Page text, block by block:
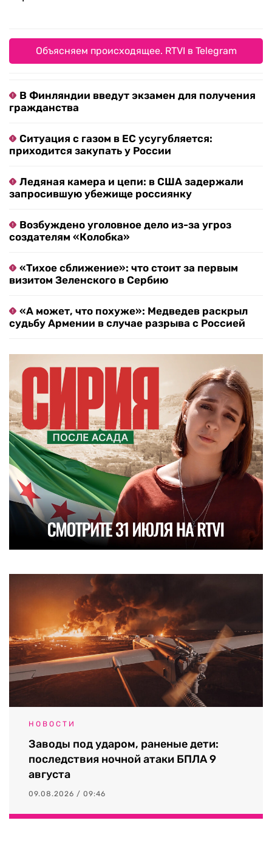
Объясняем происходящее. RTVI в Telegram
В Финляндии введут экзамен для получения
гражданства
Ситуация с газом в ЕС усугубляется:
приходится закупать у России
Ледяная камера и цепи: в США задержали
запросившую убежище россиянку
Возбуждено уголовное дело из-за угроз
создателям «Колобка»
«Тихое сближение»: что стоит за первым
визитом Зеленского в Сербию
«А может, что похуже»: Медведев раскрыл
судьбу Армении в случае разрыва с Россией
НОВОСТИ
Заводы под ударом, раненые дети:
последствия ночной атаки БПЛА 9
августа
09.08.2026 / 09:46